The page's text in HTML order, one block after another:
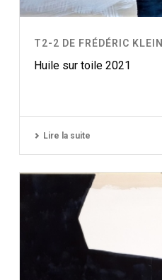
T2-2 DE FRÉDÉRIC KLEIN
Huile sur toile 2021
Lire la suite